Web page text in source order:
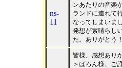
ns-
11
ンあたりの音楽
ランドに連れて
なってしまいま
発想が素晴らし
た。ありがとう
皆様、感想あり
＞ばろん様、ご